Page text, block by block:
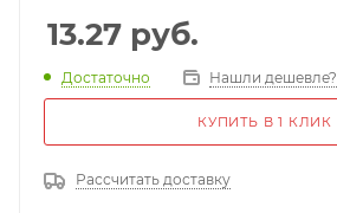
13.27 руб.
Достаточно Нашли дешевле?
КУПИТЬ В 1 КЛИК
Рассчитать доставку